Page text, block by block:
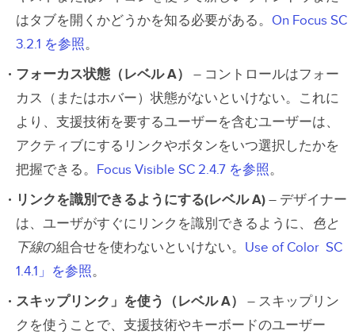
はタブを開くかどうかを知る必要がある。 On Focus SC
3.2.1 を参照。
フォーカス状態（レベル A）
– コントロールはフォー
カス（またはホバー）状態がないといけない。これに
より、支援技術を要するユーザーを含むユーザーは、
アクティブにするリンクやボタンをいつ選択したかを
把握できる。 Focus Visible SC 2.4.7 を参照。
リンクを識別できるようにする(レベル A) – デザイナー
は、ユーザがすぐにリンクを識別できるように、 色と
下線の組合せを使わないといけない。 Use of Color SC
1.4.1」を参照。
スキップリンク」を使う（レベル A）
– スキップリン
クを使うことで、支援技術やキーボードのユーザー